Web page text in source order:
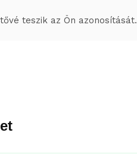
teszik az Ön azonosítását.